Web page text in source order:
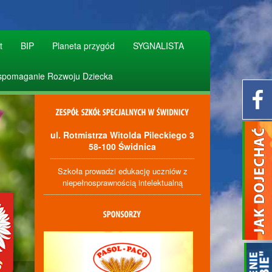
BIP Planeta przygód SYGNALISTA
Rozwoju Dziecka
ul. Rotmistrza Witolda Pileckiego 3
58-100 Świdnica
Szkoła prowadzi edukację uczniów z
niepełnosprawnością intelektualną